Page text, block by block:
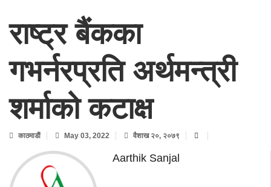
राष्ट्र बैंकका
गभर्नरप्रति अर्थमन्त्री
शर्माको कटाक्ष
काठमाडाैं May 03, 2022 वैशाख २०, २०७९
Aarthik Sanjal